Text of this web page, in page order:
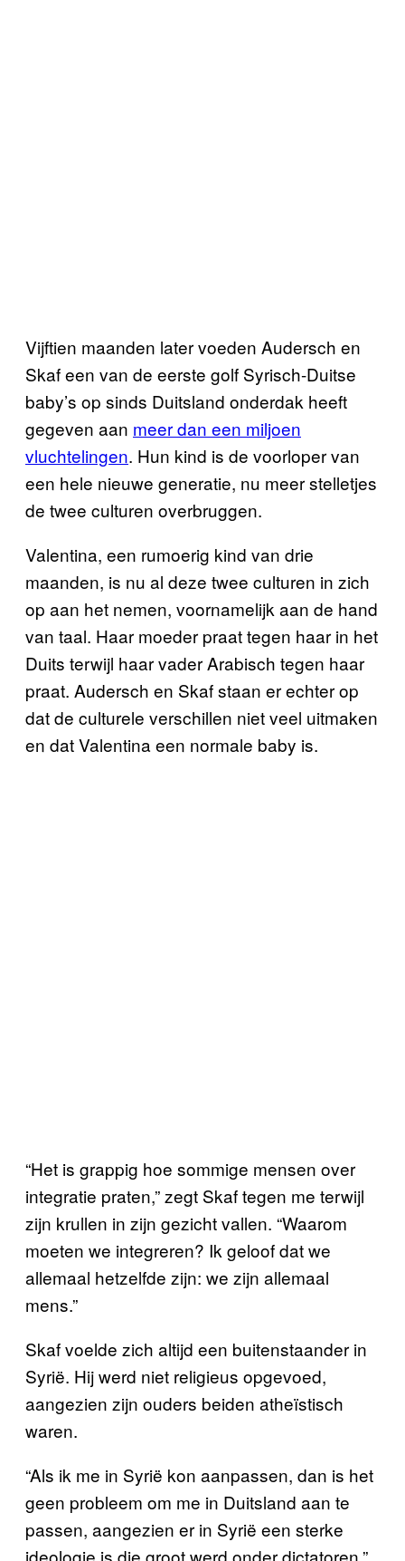
Vijftien maanden later voeden Audersch en
Skaf een van de eerste golf Syrisch-Duitse
baby’s op sinds Duitsland onderdak heeft
gegeven aan meer dan een miljoen
vluchtelingen. Hun kind is de voorloper van
een hele nieuwe generatie, nu meer stelletjes
de twee culturen overbruggen.
Valentina, een rumoerig kind van drie
maanden, is nu al deze twee culturen in zich
op aan het nemen, voornamelijk aan de hand
van taal. Haar moeder praat tegen haar in het
Duits terwijl haar vader Arabisch tegen haar
praat. Audersch en Skaf staan er echter op
dat de culturele verschillen niet veel uitmaken
en dat Valentina een normale baby is.
“Het is grappig hoe sommige mensen over
integratie praten,” zegt Skaf tegen me terwijl
zijn krullen in zijn gezicht vallen. “Waarom
moeten we integreren? Ik geloof dat we
allemaal hetzelfde zijn: we zijn allemaal
mens.”
Skaf voelde zich altijd een buitenstaander in
Syrië. Hij werd niet religieus opgevoed,
aangezien zijn ouders beiden atheïstisch
waren.
“Als ik me in Syrië kon aanpassen, dan is het
geen probleem om me in Duitsland aan te
passen, aangezien er in Syrië een sterke
ideologie is die groot werd onder dictatoren,”